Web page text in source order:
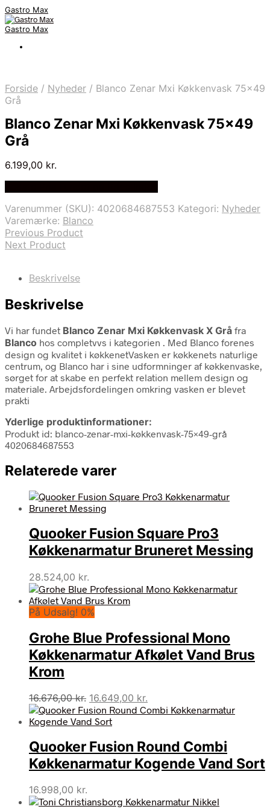
Gastro Max
Gastro Max
Forside / Nyheder / Blanco Zenar Mxi Køkkenvask 75×49
Grå
Blanco Zenar Mxi Køkkenvask 75×49
Grå
6.199,00 kr.
Varenummer (SKU): 4020684687553 Kategori: Nyheder
Varemærke: Blanco
Previous Product
Next Product
Beskrivelse
Beskrivelse
Vi har fundet Blanco Zenar Mxi Køkkenvask X Grå fra
Blanco hos completvvs i kategorien . Med Blanco forenes
design og kvalitet i køkkenetVasken er køkkenets naturlige
centrum, og Blanco har i sine udformninger af køkkenvaske,
sørget for at skabe en perfekt relation mellem design og
materiale. Arbejdsfordelingen omkring vasken er blevet
prakti
Yderlige produktinformationer:
Produkt id: blanco-zenar-mxi-køkkenvask-75×49-grå
4020684687553
Relaterede varer
Quooker Fusion Square Pro3
Køkkenarmatur Bruneret Messing
28.524,00 kr.
På Udsalg! 0%
Grohe Blue Professional Mono
Køkkenarmatur Afkølet Vand Brus
Krom
16.676,00kr. Den
oprindelige
pris
16.676,00 kr..
16.649,00 kr.
aktuelle
16.649,00 kr..
Quooker Fusion Round Combi
Køkkenarmatur Kogende Vand Sort
16.998,00 kr.